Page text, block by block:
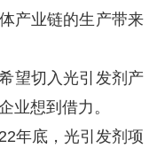
产业链的生产带来
望切入光引发剂产
业想到借力。
年底，光引发剂项